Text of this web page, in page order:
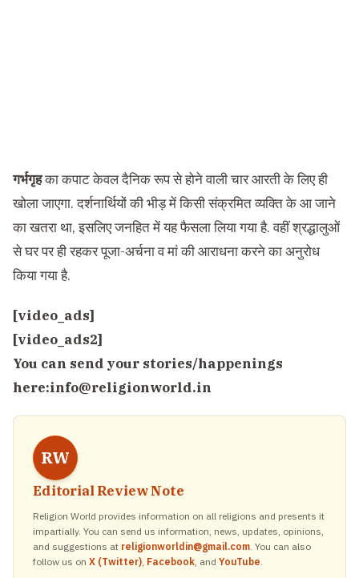
गर्भगृहका कपाट केवल दैनिक रूप से होने वाली चार आरती के लिए ही
खोला जाएगा. दर्शनार्थियों की भीड़ में किसी संक्रमित व्यक्ति के आ जाने
का खतरा था, इसलिए जनहित में यह फैसला लिया गया है. वहीं श्रद्धालुओं
से घर पर ही रहकर पूजा-अर्चना व मां की आराधना करने का अनुरोध
किया गया है.
[video_ads]
[video_ads2]
You can send your stories/happenings
here:info@religionworld.in
RW
Editorial Review Note
Religion World provides information on all religions and presents it
impartially. You can send us information, news, updates, opinions,
and suggestions at religionworldin@gmail.com. You can also
follow us on X (Twitter), Facebook, and YouTube.